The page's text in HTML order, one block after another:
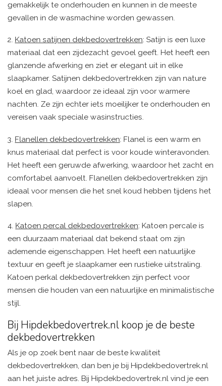
gemakkelijk te onderhouden en kunnen in de meeste
gevallen in de wasmachine worden gewassen.
2. Katoen satijnen dekbedovertrekken: Satijn is een luxe
materiaal dat een zijdezacht gevoel geeft. Het heeft een
glanzende afwerking en ziet er elegant uit in elke
slaapkamer. Satijnen dekbedovertrekken zijn van nature
koel en glad, waardoor ze ideaal zijn voor warmere
nachten. Ze zijn echter iets moeilijker te onderhouden en
vereisen vaak speciale wasinstructies.
3. Flanellen dekbedovertrekken: Flanel is een warm en
knus materiaal dat perfect is voor koude winteravonden.
Het heeft een geruwde afwerking, waardoor het zacht en
comfortabel aanvoelt. Flanellen dekbedovertrekken zijn
ideaal voor mensen die het snel koud hebben tijdens het
slapen.
4. Katoen percal dekbedovertrekken: Katoen percale is
een duurzaam materiaal dat bekend staat om zijn
ademende eigenschappen. Het heeft een natuurlijke
textuur en geeft je slaapkamer een rustieke uitstraling.
Katoen perkal dekbedovertrekken zijn perfect voor
mensen die houden van een natuurlijke en minimalistische
stijl.
Bij Hipdekbedovertrek.nl koop je de beste
dekbedovertrekken
Als je op zoek bent naar de beste kwaliteit
dekbedovertrekken, dan ben je bij Hipdekbedovertrek.nl
aan het juiste adres. Bij Hipdekbedovertrek.nl vind je een